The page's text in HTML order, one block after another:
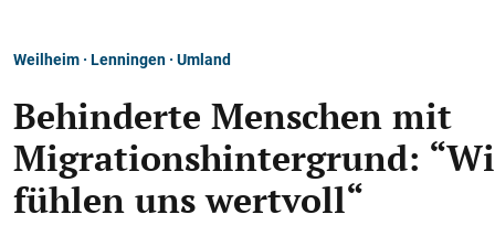
Weilheim · Lenningen · Umland
Behinderte Menschen mit
Migrationshintergrund:
fühlen uns wertvoll“